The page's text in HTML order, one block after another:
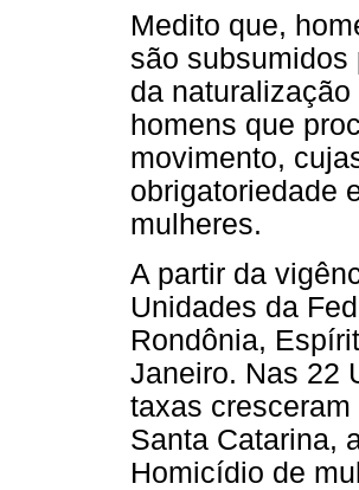
Medito que,
são subsumidos
da
homens que
movimento,
obrigatoriedade
mulheres.
A partir da
Unidades da
Rondônia,
Janeiro. Nas 22
taxas
Santa Catarina,
Homicídio de